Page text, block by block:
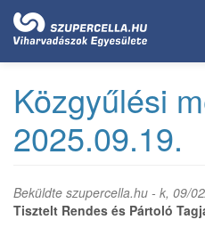
Ugrás
tartalomra
Közgyűlési
2025.09.19.
Beküldte szupercella.hu - k, 09/
Tisztelt Rendes és Pártoló